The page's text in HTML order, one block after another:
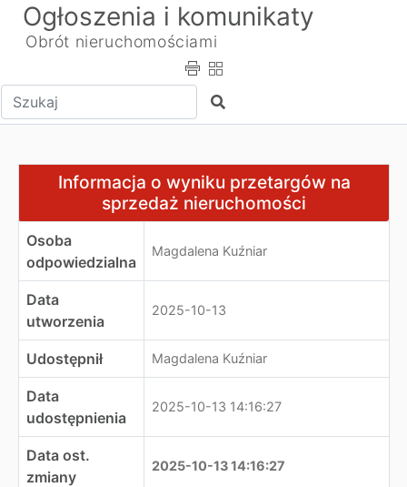
Ogłoszenia i komunikaty
Obrót nieruchomościami
Wpisz tekst do wyszukania Szukaj
Informacja o wyniku przetargów na sprzedaż
Informacja o wyniku przetargów na
sprzedaż nieruchomości
Osoba
odpowiedzialna
Magdalena Kuźniar
Data
utworzenia
2025-10-13
Udostępnił Magdalena Kuźniar
Data
udostępnienia
2025-10-13 14:16:27
Data ost.
zmiany
2025-10-13 14:16:27